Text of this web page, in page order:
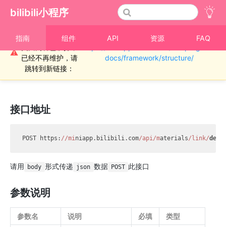
bilibili小程序
指南 组件 API 资源 FAQ
⚠
重要通知！！！本
已经不再维护，请
跳转到新链接：
docs/framework/structure/
› 素材
素材取消关联接口
接口地址
POST https: //miniapp.bilibili.com/api/materials/link/
请用 body 形式传递 json 数据 POST 此接口
参数说明
参数名 说明 必填
类型